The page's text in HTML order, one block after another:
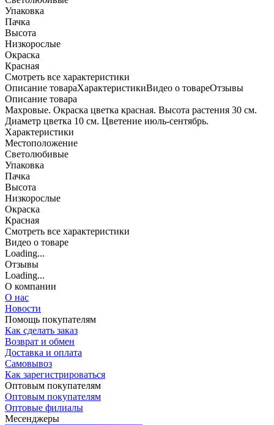
Упаковка
Пачка
Высота
Низкорослые
Окраска
Красная
Cмотреть все характеристики
Описание товараХарактеристикиВидео о товареОтзывы
Описание товара
Махровые. Окраска цветка красная. Высота растения 30 см.
Диаметр цветка 10 см. Цветение июль-сентябрь.
Характеристики
Местоположение
Светолюбивые
Упаковка
Пачка
Высота
Низкорослые
Окраска
Красная
Cмотреть все характеристики
Видео о товаре
Loading...
Отзывы
Loading...
О компании
О нас
Новости
Помощь покупателям
Как сделать заказ
Возврат и обмен
Доставка и оплата
Самовывоз
Как зарегистрироваться
Оптовым покупателям
Оптовым покупателям
Оптовые филиалы
Месенджеры